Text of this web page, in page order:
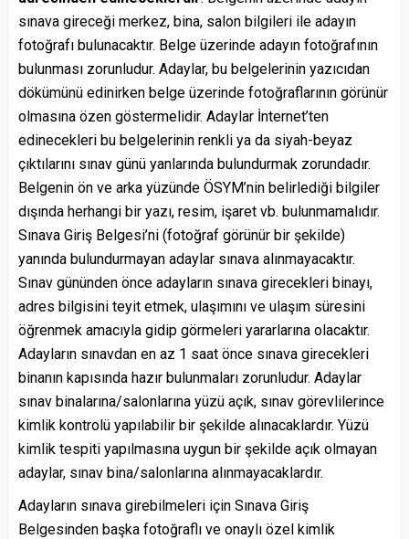
sınava gireceği merkez, bina, salon bilgileri ile adayın
fotoğrafı bulunacaktır. Belge üzerinde adayın fotoğrafının
bulunması zorunludur. Adaylar, bu belgelerinin yazıcıdan
dökümünü edinirken belge üzerinde fotoğraflarının görünür
olmasına özen göstermelidir. Adaylar İnternet’ten
edinecekleri bu belgelerinin renkli ya da siyah-beyaz
çıktılarını sınav günü yanlarında bulundurmak zorundadır.
Belgenin ön ve arka yüzünde ÖSYM’nin belirlediği bilgiler
dışında herhangi bir yazı, resim, işaret vb. bulunmamalıdır.
Sınava Giriş Belgesi’ni (fotoğraf görünür bir şekilde)
yanında bulundurmayan adaylar sınava alınmayacaktır.
Sınav gününden önce adayların sınava girecekleri binayı,
adres bilgisini teyit etmek, ulaşımını ve ulaşım süresini
öğrenmek amacıyla gidip görmeleri yararlarına olacaktır.
Adayların sınavdan en az 1 saat önce sınava girecekleri
binanın kapısında hazır bulunmaları zorunludur. Adaylar
sınav binalarına/salonlarına yüzü açık, sınav görevlilerince
kimlik kontrolü yapılabilir bir şekilde alınacaklardır. Yüzü
kimlik tespiti yapılmasına uygun bir şekilde açık olmayan
adaylar, sınav bina/salonlarına alınmayacaklardır.
Adayların sınava girebilmeleri için Sınava Giriş
Belgesinden başka fotoğraflı ve onaylı özel kimlik